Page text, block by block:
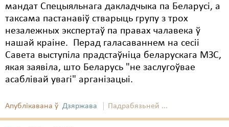
мандат Спецыяльнага дакладчыка па Беларусі, а
таксама пастанавіў стварыць групу з трох
незалежных экспертаў па правах чалавека ў
нашай краіне. Перад галасаваннем на сесіі
Савета выступіла прадстаўніца беларускага МЗС,
якая заявіла, што Беларусь "не заслугоўвае
асаблівай увагі" арганізацыі.
Апублікавана ў Дзяржава Падрабязьней ...